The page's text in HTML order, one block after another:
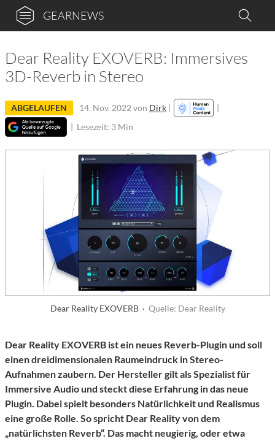
GEARNEWS
Dear Reality EXOVERB: Immersives
3D-Reverb in Stereo
ABGELAUFEN 14. Nov. 2022 von Dirk |
|
| Lesezeit: 3 Min
Dear Reality EXOVERB · Quelle: Dear Reality
Dear Reality EXOVERB ist ein neues Reverb-Plugin und soll
einen dreidimensionalen Raumeindruck in Stereo-
Aufnahmen zaubern. Der Hersteller gilt als Spezialist für
Immersive Audio und steckt diese Erfahrung in das neue
Plugin. Dabei spielt besonders Natürlichkeit und Realismus
eine große Rolle. So spricht Dear Reality von dem
„natürlichsten Reverb“. Das macht neugierig, oder etwa